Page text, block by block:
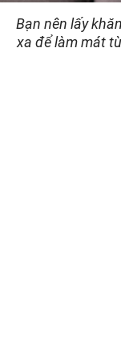
Bạn nên lấy
xa để làm mát